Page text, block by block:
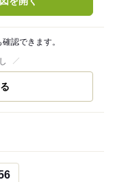
認できます。